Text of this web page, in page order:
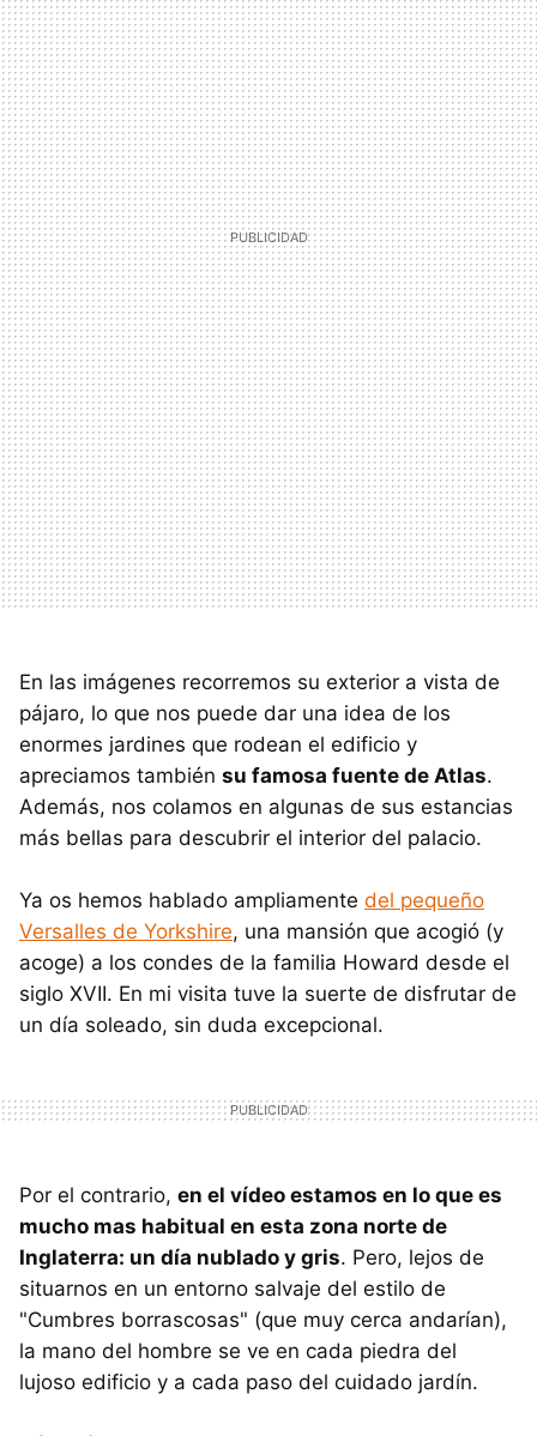
En las imágenes recorremos su exterior a vista de
pájaro, lo que nos puede dar una idea de los
enormes jardines que rodean el edificio y
apreciamos también su famosa fuente de Atlas.
Además, nos colamos en algunas de sus estancias
más bellas para descubrir el interior del palacio.
Ya os hemos hablado ampliamente del pequeño
Versalles de Yorkshire, una mansión que acogió (y
acoge) a los condes de la familia Howard desde el
siglo XVII. En mi visita tuve la suerte de disfrutar de
un día soleado, sin duda excepcional.
Por el contrario, en el vídeo estamos en lo que es
mucho mas habitual en esta zona norte de
Inglaterra: un día nublado y gris. Pero, lejos de
situarnos en un entorno salvaje del estilo de
"Cumbres borrascosas" (que muy cerca andarían),
la mano del hombre se ve en cada piedra del
lujoso edificio y a cada paso del cuidado jardín.